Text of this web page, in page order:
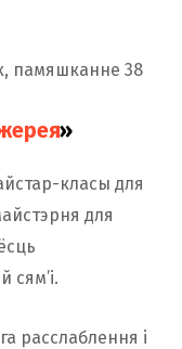
памяшканне 38
»
класы для
для
сям’і.
расслаблення і